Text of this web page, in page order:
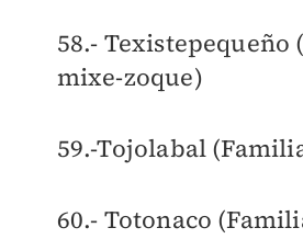
58.- Texistepequeño
mixe-zoque)
59.-Tojolabal
60.- Totonaco